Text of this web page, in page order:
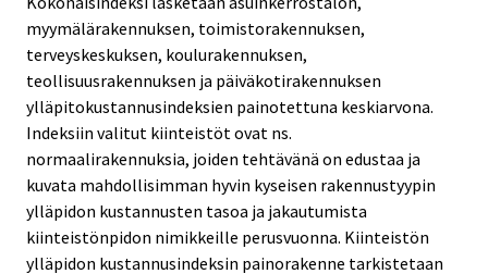
myymälärakennuksen, toimistorakennuksen,
terveyskeskuksen, koulurakennuksen,
teollisuusrakennuksen ja päiväkotirakennuksen
ylläpitokustannusindeksien painotettuna keskiarvona.
Indeksiin valitut kiinteistöt ovat ns.
normaalirakennuksia, joiden tehtävänä on edustaa ja
kuvata mahdollisimman hyvin kyseisen rakennustyypin
ylläpidon kustannusten tasoa ja jakautumista
kiinteistönpidon nimikkeille perusvuonna. Kiinteistön
ylläpidon kustannusindeksin painorakenne tarkistetaan